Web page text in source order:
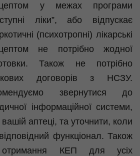
у межах програми
ліки”, або відпускає
(психотропні) лікарські
не потрібно жодної
Також не потрібно
договорів з НСЗУ.
звернутися до
інформаційної системи,
аптеці, та уточнити, коли
функціонал. Також
КЕП для усіх